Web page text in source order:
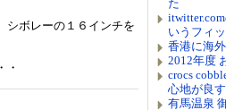
シボレーの１６インチを
・
た
いうフィ
香港に海
2012年度
crocs
心地が良
有馬温泉